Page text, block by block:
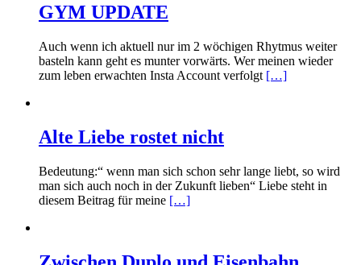
GYM UPDATE
Auch wenn ich aktuell nur im 2 wöchigen Rhytmus weiter
basteln kann geht es munter vorwärts. Wer meinen wieder
zum leben erwachten Insta Account verfolgt […]
Alte Liebe rostet nicht
Bedeutung:“ wenn man sich schon sehr lange liebt, so wird
man sich auch noch in der Zukunft lieben“ Liebe steht in
diesem Beitrag für meine […]